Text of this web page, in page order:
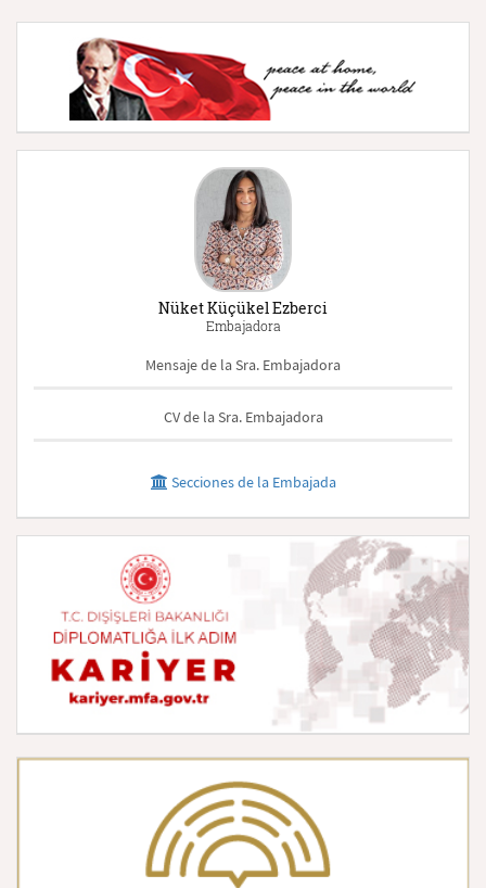
Nüket Küçükel Ezberci
Embajadora
Mensaje de la Sra. Embajadora
CV de la Sra. Embajadora
Secciones de la Embajada